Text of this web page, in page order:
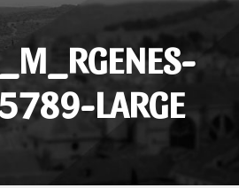
LARGE